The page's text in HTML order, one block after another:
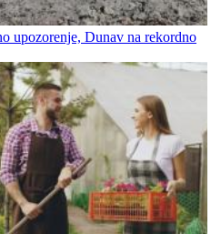
upozorenje, Dunav na rekordno